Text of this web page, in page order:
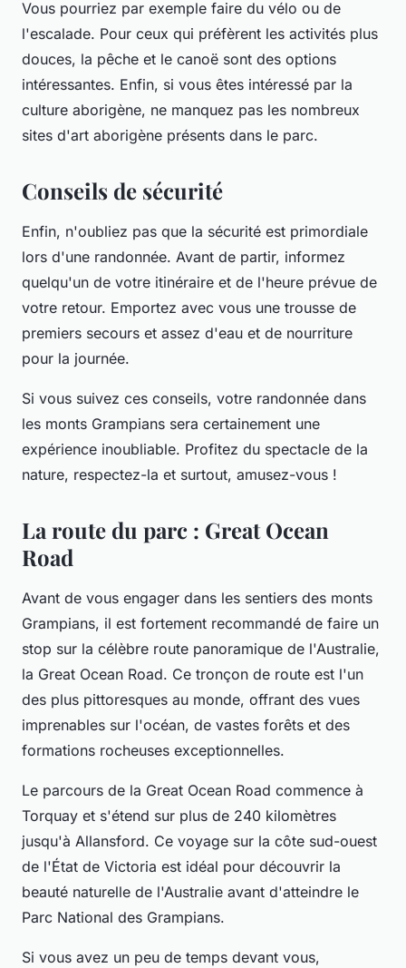
Vous pourriez par exemple faire du vélo ou de
l'escalade. Pour ceux qui préfèrent les activités plus
douces, la pêche et le canoë sont des options
intéressantes. Enfin, si vous êtes intéressé par la
culture aborigène, ne manquez pas les nombreux
sites d'art aborigène présents dans le parc.
Conseils de sécurité
Enfin, n'oubliez pas que la sécurité est primordiale
lors d'une randonnée. Avant de partir, informez
quelqu'un de votre itinéraire et de l'heure prévue de
votre retour. Emportez avec vous une trousse de
premiers secours et assez d'eau et de nourriture
pour la journée.
Si vous suivez ces conseils, votre randonnée dans
les monts Grampians sera certainement une
expérience inoubliable. Profitez du spectacle de la
nature, respectez-la et surtout, amusez-vous !
La route du parc : Great Ocean
Road
Avant de vous engager dans les sentiers des monts
Grampians, il est fortement recommandé de faire un
stop sur la célèbre route panoramique de l'Australie,
la Great Ocean Road. Ce tronçon de route est l'un
des plus pittoresques au monde, offrant des vues
imprenables sur l'océan, de vastes forêts et des
formations rocheuses exceptionnelles.
Le parcours de la Great Ocean Road commence à
Torquay et s'étend sur plus de 240 kilomètres
jusqu'à Allansford. Ce voyage sur la côte sud-ouest
de l'État de Victoria est idéal pour découvrir la
beauté naturelle de l'Australie avant d'atteindre le
Parc National des Grampians.
Si vous avez un peu de temps devant vous,